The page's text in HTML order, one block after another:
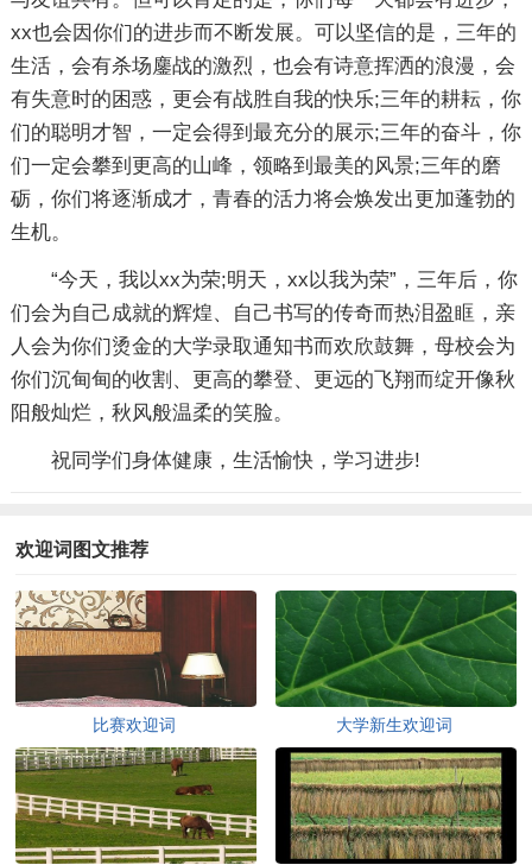
xx也会因你们的进步而不断发展。可以坚信的是，三年的
生活，会有杀场鏖战的激烈，也会有诗意挥洒的浪漫，会
有失意时的困惑，更会有战胜自我的快乐;三年的耕耘，你
们的聪明才智，一定会得到最充分的展示;三年的奋斗，你
们一定会攀到更高的山峰，领略到最美的风景;三年的磨
砺，你们将逐渐成才，青春的活力将会焕发出更加蓬勃的
生机。
“今天，我以xx为荣;明天，xx以我为荣”，三年后，你
们会为自己成就的辉煌、自己书写的传奇而热泪盈眶，亲
人会为你们烫金的大学录取通知书而欢欣鼓舞，母校会为
你们沉甸甸的收割、更高的攀登、更远的飞翔而绽开像秋
阳般灿烂，秋风般温柔的笑脸。
祝同学们身体健康，生活愉快，学习进步!
欢迎词图文推荐
比赛欢迎词 大学新生欢迎词